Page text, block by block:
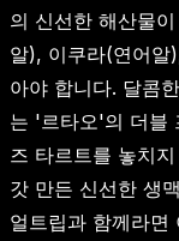
의 신선한 해산물
알), 이쿠라(연어알
아야 합니다. 달콤
는 '르타오'의 더블
즈 타르트를 놓치
갓 만든 신선한 생
얼트립과 함께라면